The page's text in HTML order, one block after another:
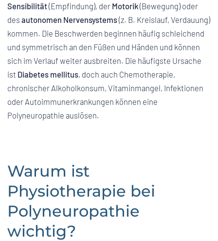
Sensibilität(Empfindung), der Motorik(Bewegung) oder
des autonomen Nervensystems(z. B. Kreislauf, Verdauung)
kommen. Die Beschwerden beginnen häufig schleichend
und symmetrisch an den Füßen und Händen und können
sich im Verlauf weiter ausbreiten. Die häufigste Ursache
ist Diabetes mellitus, doch auch Chemotherapie,
chronischer Alkoholkonsum, Vitaminmangel, Infektionen
oder Autoimmunerkrankungen können eine
Polyneuropathie auslösen.
Warum ist
Physiotherapie bei
Polyneuropathie
wichtig?